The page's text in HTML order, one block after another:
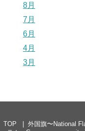
8月
7月
6月
4月
3月
TOP 外国旗〜National